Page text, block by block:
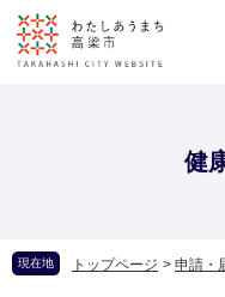
健
現在地 トップページ > 申請・